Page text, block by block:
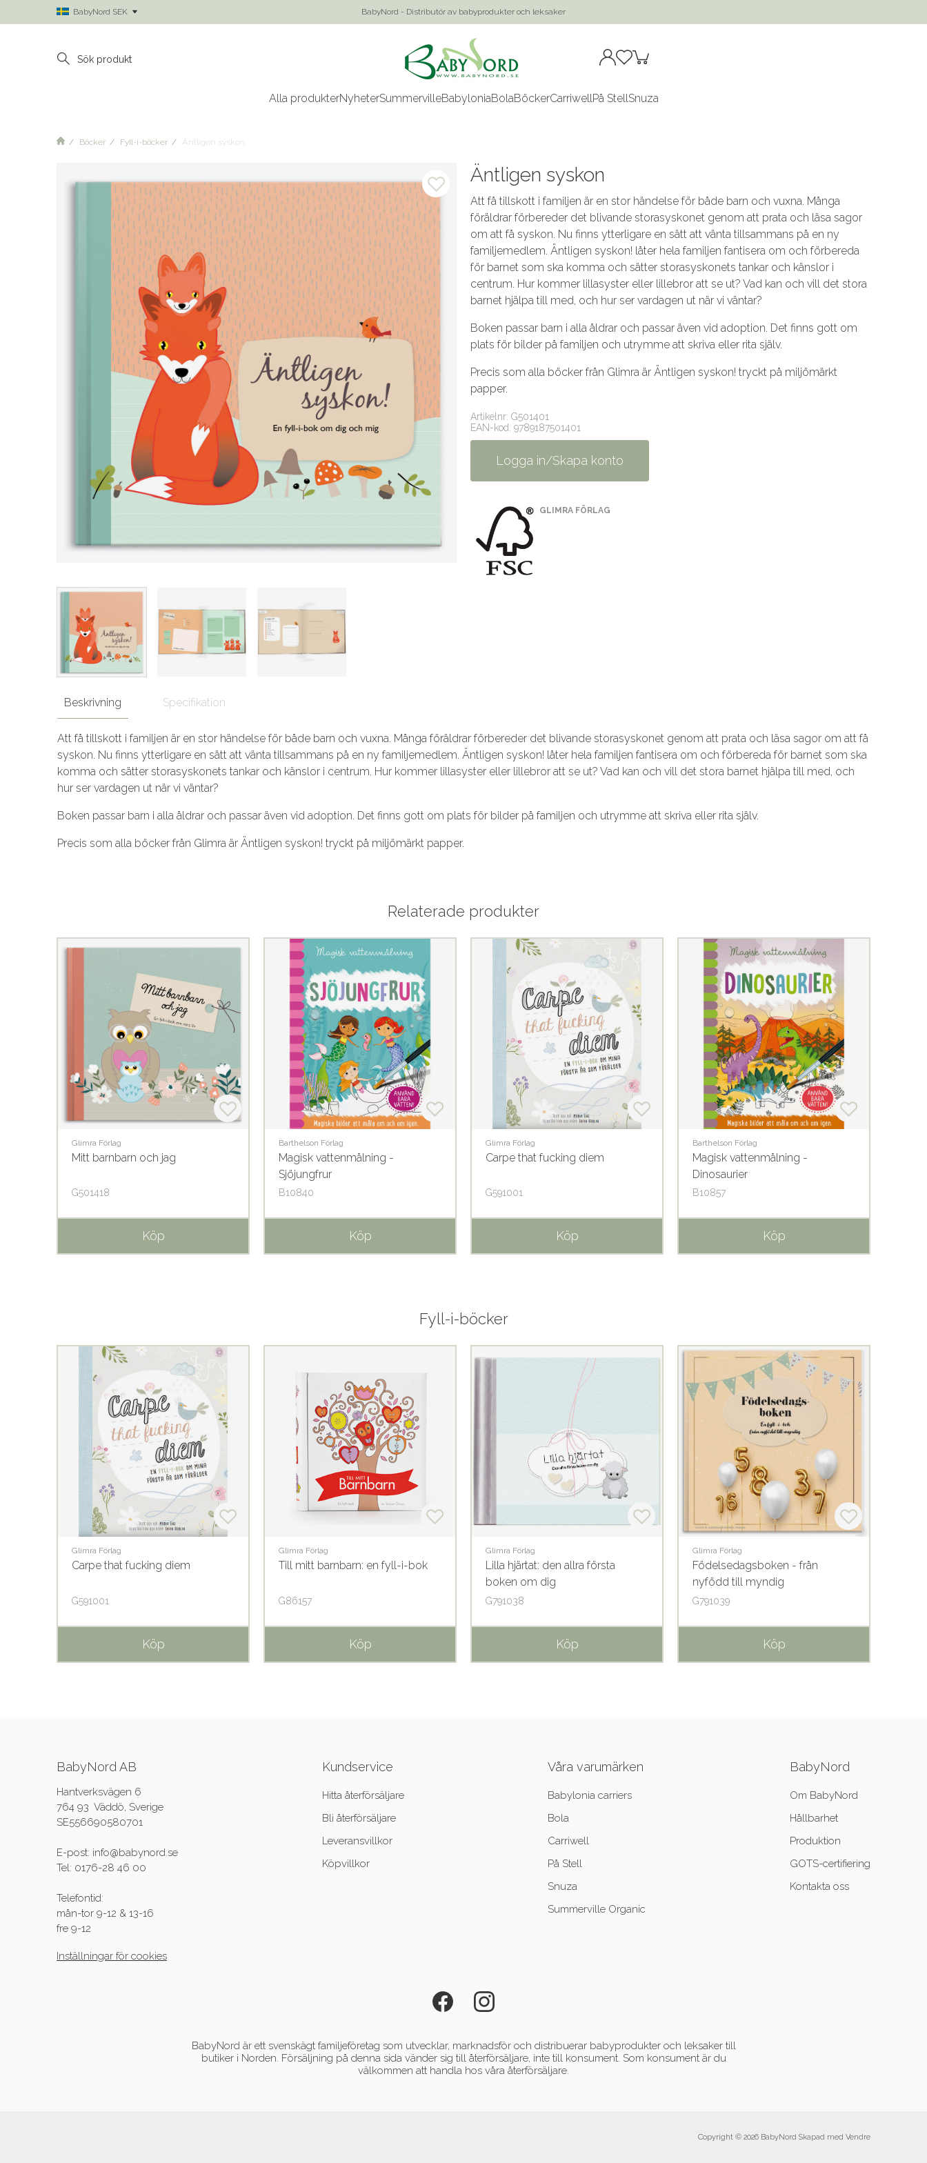
BabyNord SEK BabyNord - Distributör av babyprodukter och leksaker
Alla produkterNyheterSummervilleBabyloniaBolaBöckerCarriwellPå StellSnuza
Böcker Fyll-i-böcker Äntligen syskon
Äntligen syskon
Att få tillskott i familjen är en stor händelse för både barn och vuxna. Många
föräldrar förbereder det blivande storasyskonet genom att prata och läsa sagor
om att få syskon. Nu finns ytterligare en sätt att vänta tillsammans på en ny
familjemedlem. Äntligen syskon! låter hela familjen fantisera om och förbereda
för barnet som ska komma och sätter storasyskonets tankar och känslor i
centrum. Hur kommer lillasyster eller lillebror att se ut? Vad kan och vill det stora
barnet hjälpa till med, och hur ser vardagen ut när vi väntar?
Boken passar barn i alla åldrar och passar även vid adoption. Det finns gott om
plats för bilder på familjen och utrymme att skriva eller rita själv.
Precis som alla böcker från Glimra är Äntligen syskon! tryckt på miljömärkt
papper.
Artikelnr: G501401
EAN-kod: 9789187501401
Logga in/Skapa konto
GLIMRA FÖRLAG
Beskrivning Specifikation
Att få tillskott i familjen är en stor händelse för både barn och vuxna. Många föräldrar förbereder det blivande storasyskonet genom att prata och läsa sagor om att få
syskon. Nu finns ytterligare en sätt att vänta tillsammans på en ny familjemedlem. Äntligen syskon! låter hela familjen fantisera om och förbereda för barnet som ska
komma och sätter storasyskonets tankar och känslor i centrum. Hur kommer lillasyster eller lillebror att se ut? Vad kan och vill det stora barnet hjälpa till med, och
hur ser vardagen ut när vi väntar?
Boken passar barn i alla åldrar och passar även vid adoption. Det finns gott om plats för bilder på familjen och utrymme att skriva eller rita själv.
Precis som alla böcker från Glimra är Äntligen syskon! tryckt på miljömärkt papper.
Relaterade produkter
Glimra Förlag
Mitt barnbarn och jag
G501418
Köp
Barthelson Förlag
Magisk vattenmålning -
Sjöjungfrur
B10840
Köp
Glimra Förlag
Carpe that fucking diem
G591001
Köp
Barthelson Förlag
Magisk vattenmålning -
Dinosaurier
B10857
Köp
Fyll-i-böcker
Glimra Förlag
Carpe that fucking diem
G591001
Köp
Glimra Förlag
Till mitt barnbarn: en fyll-i-bok
G86157
Köp
Glimra Förlag
Lilla hjärtat: den allra första
boken om dig
G791038
Köp
Glimra Förlag
Födelsedagsboken - från
nyfödd till myndig
G791039
Köp
BabyNord AB
Hantverksvägen 6
764 93 Väddö, Sverige
SE556690580701
E-post: info@babynord.se
Tel: 0176-28 46 00
Telefontid:
mån-tor 9-12 & 13-16
fre 9-12
Inställningar för cookies
Kundservice
Hitta återförsäljare
Bli återförsäljare
Leveransvillkor
Köpvillkor
Våra varumärken
Babylonia carriers
Bola
Carriwell
På Stell
Snuza
Summerville Organic
BabyNord
Om BabyNord
Hållbarhet
Produktion
GOTS-certifiering
Kontakta oss
BabyNord är ett svenskägt familjeföretag som utvecklar, marknadsför och distribuerar babyprodukter och leksaker till
butiker i Norden. Försäljning på denna sida vänder sig till återförsäljare, inte till konsument. Som konsument är du
välkommen att handla hos våra återförsäljare.
Copyright © 2026 BabyNord Skapad med Vendre